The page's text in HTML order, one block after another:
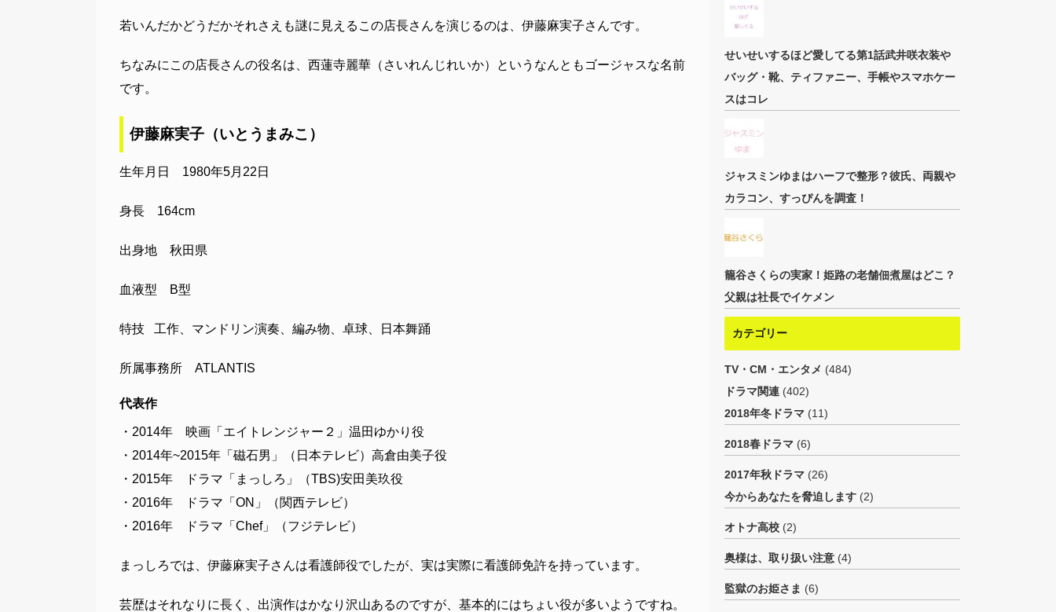
若いんだかどうだかそれさえも謎に見えるこの店長さんを演じるのは、伊藤麻実子さんです。
ちなみにこの店長さんの役名は、西蓮寺麗華（さいれんじれいか）というなんともゴージャスな名前
です。
伊藤麻実子（いとうまみこ）
生年月日 1980年5月22日
身長 164cm
出身地 秋田県
血液型 B型
特技 工作、マンドリン演奏、編み物、卓球、日本舞踊
所属事務所 ATLANTIS
代表作
・2014年 映画「エイトレンジャー２」温田ゆかり役
・2014年~2015年「磁石男」（日本テレビ）高倉由美子役
・2015年 ドラマ「まっしろ」（TBS)安田美玖役
・2016年 ドラマ「ON」（関西テレビ）
・2016年 ドラマ「Chef」（フジテレビ）
まっしろでは、伊藤麻実子さんは看護師役でしたが、実は実際に看護師免許を持っています。
芸歴はそれなりに長く、出演作はかなり沢山あるのですが、基本的にはちょい役が多いようですね。
せいせいするほど愛してる第1話武井咲衣装や
バッグ・靴、ティファニー、手帳やスマホケー
スはコレ
ジャスミンゆまはハーフで整形？彼氏、両親や
カラコン、すっぴんを調査！
籠谷さくらの実家！姫路の老舗佃煮屋はどこ？
父親は社長でイケメン
カテゴリー
TV・CM・エンタメ (484)
ドラマ関連 (402)
2018年冬ドラマ (11)
2018春ドラマ (6)
2017年秋ドラマ (26)
今からあなたを脅迫します (2)
オトナ高校 (2)
奥様は、取り扱い注意 (4)
監獄のお姫さま (6)